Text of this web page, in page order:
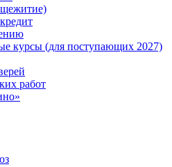
курсы (для поступающих 2027)
работ